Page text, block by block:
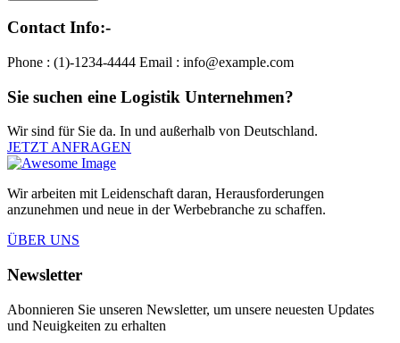
Contact Info:-
Phone : (1)-1234-4444 Email : info@example.com
Sie suchen eine Logistik Unternehmen?
Wir sind für Sie da. In und außerhalb von Deutschland.
JETZT ANFRAGEN
Wir arbeiten mit Leidenschaft daran, Herausforderungen
anzunehmen und neue in der Werbebranche zu schaffen.
ÜBER UNS
Newsletter
Abonnieren Sie unseren Newsletter, um unsere neuesten Updates
und Neuigkeiten zu erhalten